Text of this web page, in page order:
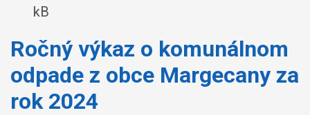
kB
Ročný výkaz o komunálnom
odpade z obce Margecany za
rok 2024